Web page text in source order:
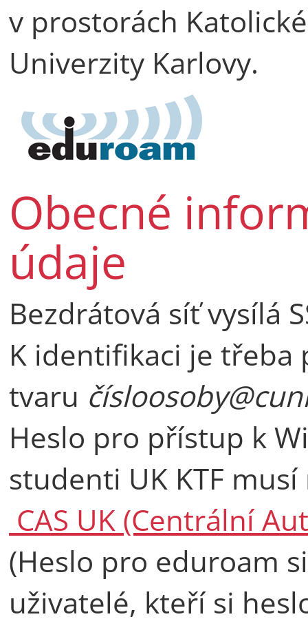
v prostorách
Univerzity Karlovy.
Obecné
údaje
Bezdrátová síť vysílá
K identifikaci je třeba
tvaru
Heslo pro přístup k
studenti UK KTF
CAS UK (Centrální
(Heslo pro eduroam
uživatelé, kteří si